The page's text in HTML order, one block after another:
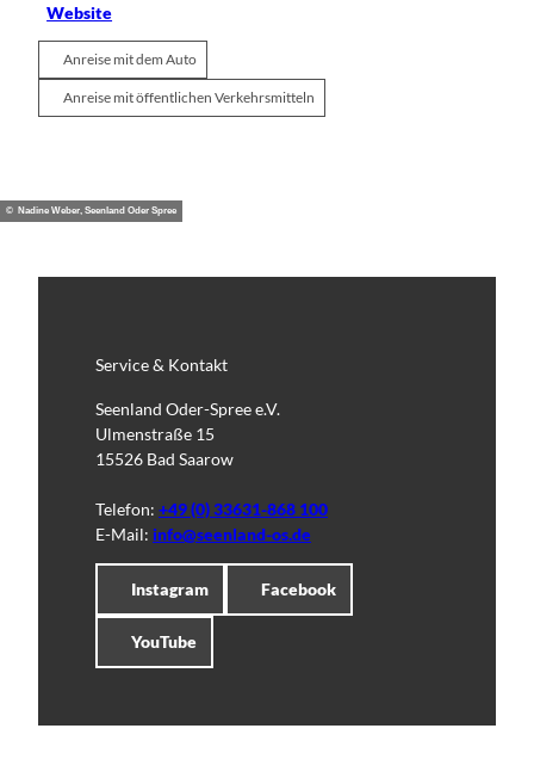
Website
Anreise mit dem Auto
Anreise mit öffentlichen Verkehrsmitteln
© Nadine Weber, Seenland Oder Spree
Service & Kontakt
Seenland Oder-Spree e.V.
Ulmenstraße 15
15526 Bad Saarow
Telefon: +49 (0) 33631-868 100
E-Mail: info@seenland-os.de
Instagram Facebook
YouTube